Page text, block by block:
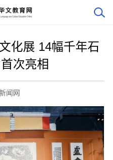
化展 14幅千年石
次亮相
闻网